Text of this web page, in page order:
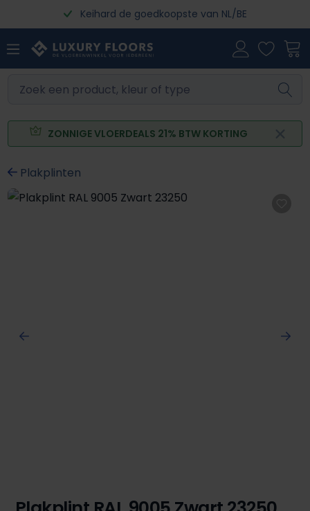
Ga naar de hoofdinhoudKeihard de goedkoopste van NL/BE
ZONNIGE VLOERDEALS 21% BTW KORTING
Plakplinten
Afbeeldingengalerij overslaan